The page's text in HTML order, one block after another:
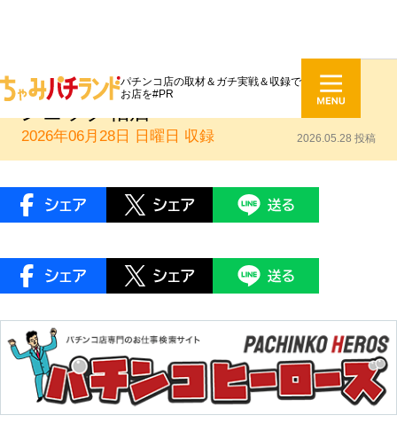
パチンコ店の取材＆ガチ実戦＆収録で
お店を#PR
うみのいくらNEKOMIMI.TV収録：
2026年06月28日 日曜日 収録 2026.05.28 投稿